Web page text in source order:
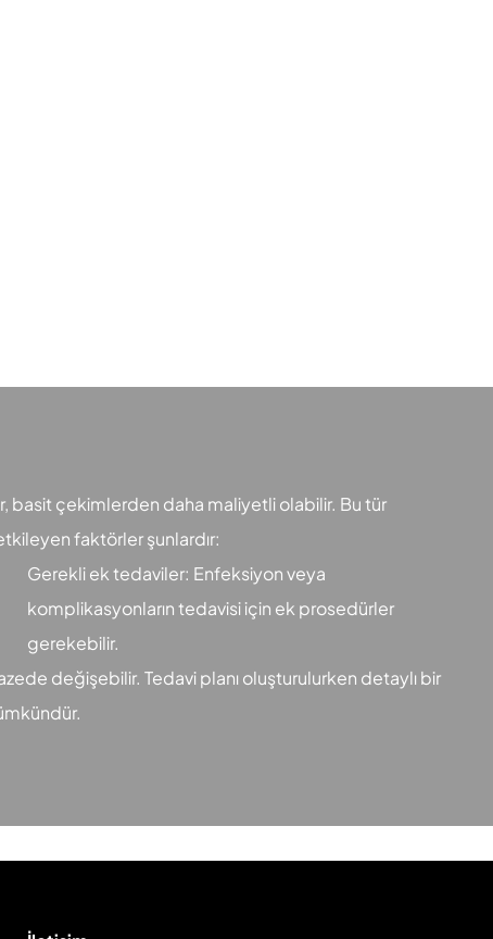
basit çekimlerden daha maliyetli olabilir. Bu tür
faktörler şunlardır:
Gerekli ek tedaviler: Enfeksiyon veya
komplikasyonların tedavisi için ek prosedürler
gerekebilir.
değişebilir. Tedavi planı oluşturulurken detaylı bir